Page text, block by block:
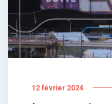
12 février 2024